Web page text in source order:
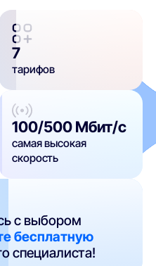
7
тарифов
100/500 Мбит/с
самая высокая
скорость
с выбором
бесплатную
специалиста!